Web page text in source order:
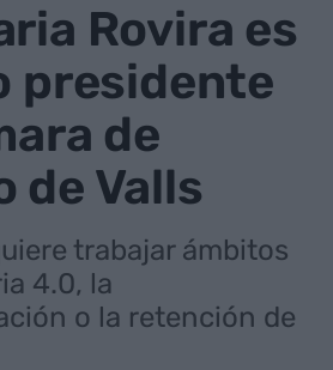
Rovira es
presidente
de
de Valls
trabajar ámbitos
4.0, la
o la retención de